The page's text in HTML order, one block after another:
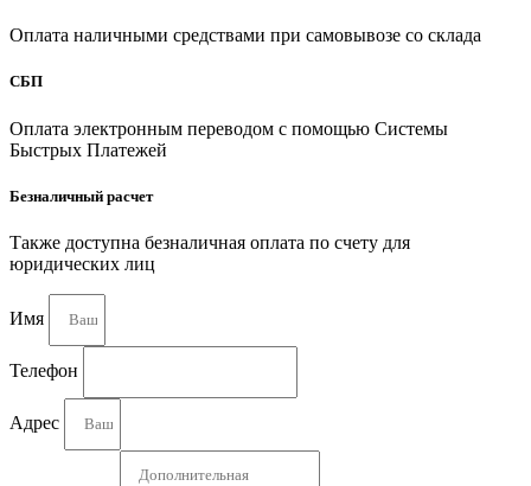
дома или другого сооружения.
Расчет свайного фундамента
При разработке проекта специалисты анализируют
характеристики грунта и рельефа местности. Это позволяет
Необходимое количество свай
Требуемые технические параметры каждой опоры
Сейчас самое время купить сваи по выгодной
цене
Наша компания имеет собственное производство в Санкт-
предложить надежные решения!
Оплата наличными средствами при самовывозе со склада
СБП
Оплата электронным переводом с помощью Системы
Быстрых Платежей
Безналичный расчет
Также доступна безналичная оплата по счету для
юридических лиц
Имя
Телефон
Адрес